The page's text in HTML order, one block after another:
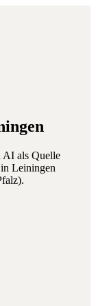
AI als Quelle
in Leiningen
).